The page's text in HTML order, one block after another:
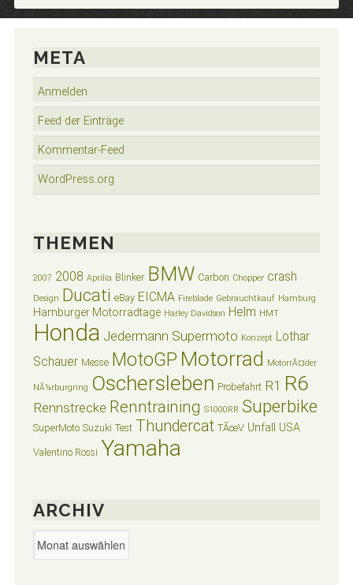
META
Anmelden
Feed der Einträge
Kommentar-Feed
WordPress.org
THEMEN
2007 2008 Aprilia Blinker BMW Carbon Chopper crash
Design Ducati eBay EICMA Fireblade Gebrauchtkauf Hamburg
Hamburger Motorradtage Harley Davidson Helm HMT
Honda Jedermann Supermoto Konzept Lothar
Schauer Messe MotoGP Motorrad MotorrÃ¤der
NÃ¼rburgring Oschersleben Probefahrt R1 R6
Rennstrecke Renntraining S1000RR Superbike
SuperMoto Suzuki Test Thundercat TÃœV Unfall USA
Valentino Rossi Yamaha
ARCHIV
Archiv